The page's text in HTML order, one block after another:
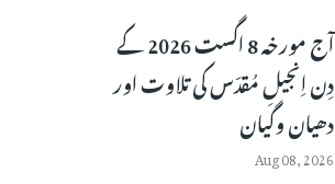
آج مورخہ 8 اگست 2026 کے
دِن اِنجیلِ مُقدّس کی تلاوت اور
دھیان وگیان
Aug 08, 2026